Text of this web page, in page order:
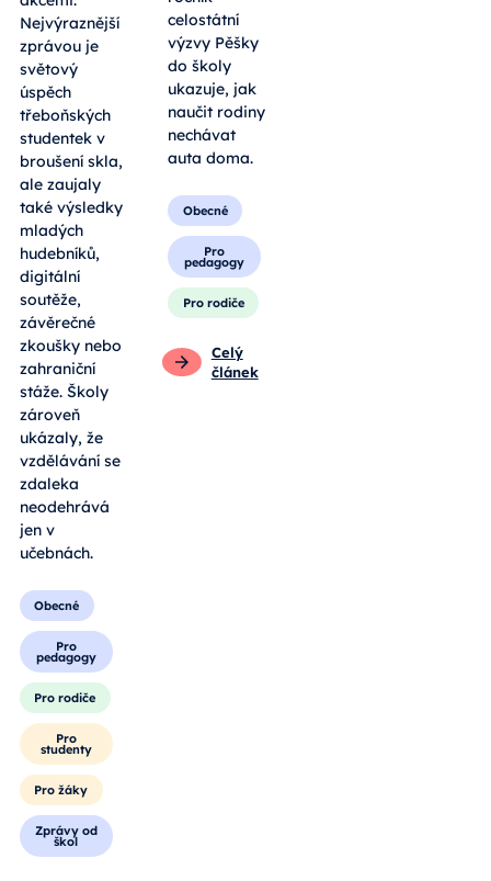
Nejvýraznější
zprávou je
světový
úspěch
třeboňských
studentek v
broušení skla,
ale zaujaly
také výsledky
mladých
hudebníků,
digitální
soutěže,
závěrečné
zkoušky nebo
zahraniční
stáže. Školy
zároveň
ukázaly, že
vzdělávání se
zdaleka
neodehrává
jen v
učebnách.
Obecné
Pro
pedagogy
Pro rodiče
Pro
studenty
Pro žáky
Zprávy od
škol
celostátní
výzvy Pěšky
do školy
ukazuje, jak
naučit rodiny
nechávat
auta doma.
Obecné
Pro
pedagogy
Pro rodiče
Celý
článek